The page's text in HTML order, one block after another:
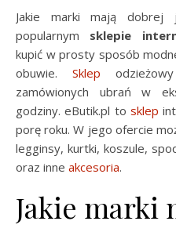
Jakie marki mają dobrej
popularnym sklepie
kupić w prosty sposób
obuwie. Sklep
zamówionych ubrań w
godziny. eButik.pl to sklep
porę roku. W jego ofercie
legginsy, kurtki, koszule,
oraz inne akcesoria.
Jakie marki